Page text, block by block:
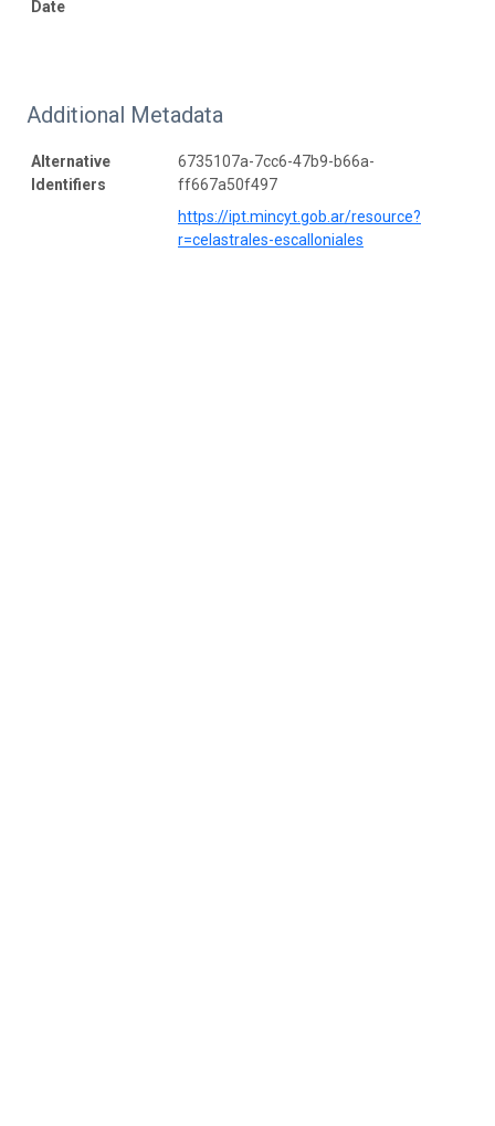
Date
Additional Metadata
Alternative
Identifiers
6735107a-7cc6-47b9-b66a-
ff667a50f497
https://ipt.mincyt.gob.ar/resource?
r=celastrales-escalloniales